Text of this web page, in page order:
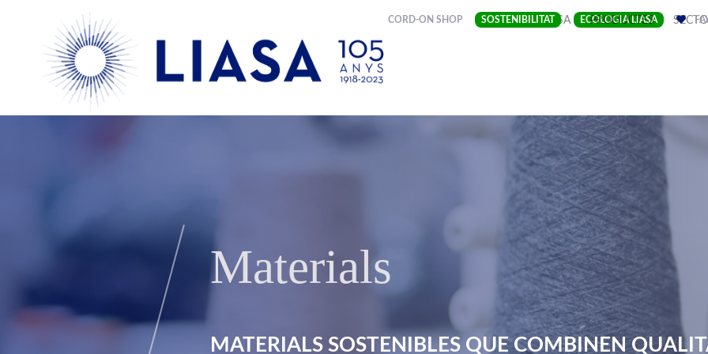
CORD-ON SHOP SOSTENIBILITAT ECOLOGIA LIASA
EMPRESA(CURRENT)
PRODUCTES
Materials
MATERIALS SOSTENIBLES QUE COMBINEN